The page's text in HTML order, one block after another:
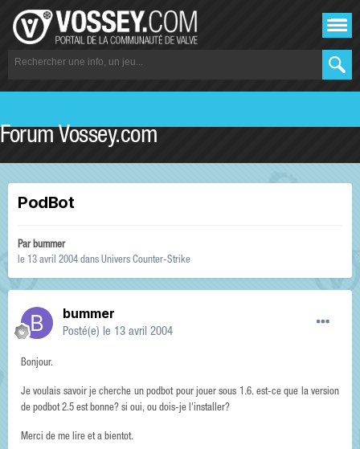
Forum Vossey.com
PodBot
Parbummer
le 13 avril 2004 dans Univers Counter-Strike
bummer
Posté(e) le 13 avril 2004
Bonjour.
Je voulais savoir je cherche un podbot pour jouer sous 1.6. est-ce que la version
de podbot 2.5 est bonne? si oui, ou dois-je l'installer?
Merci de me lire et a bientot.